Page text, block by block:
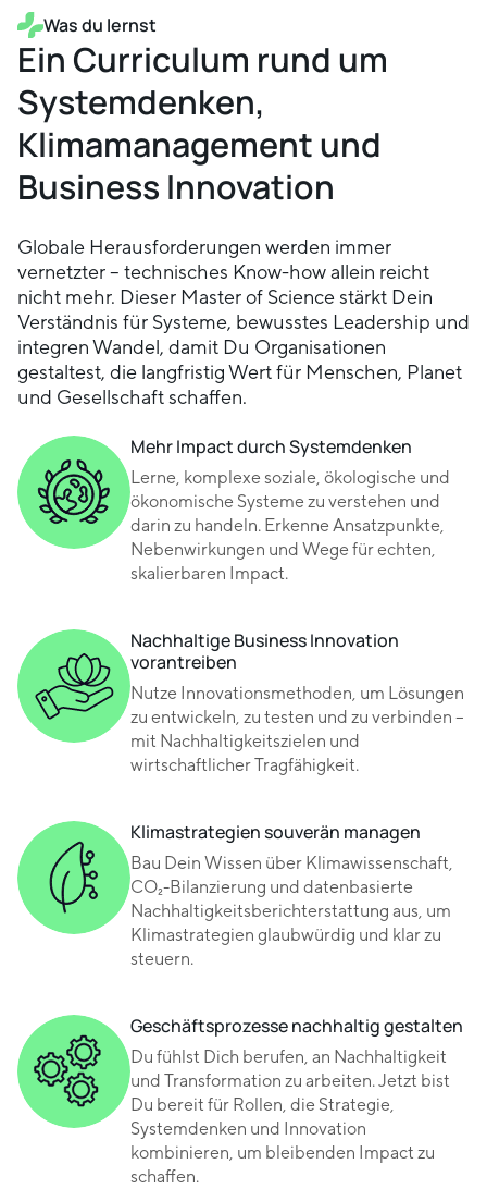
Was du lernst
Ein Curriculum rund um
Systemdenken,
Klimamanagement und
Business Innovation
Globale Herausforderungen werden immer
vernetzter – technisches Know-how allein reicht
nicht mehr. Dieser Master of Science stärkt Dein
Verständnis für Systeme, bewusstes Leadership und
integren Wandel, damit Du Organisationen
gestaltest, die langfristig Wert für Menschen, Planet
und Gesellschaft schaffen.
Mehr Impact durch Systemdenken
Lerne, komplexe soziale, ökologische und
ökonomische Systeme zu verstehen und
darin zu handeln. Erkenne Ansatzpunkte,
Nebenwirkungen und Wege für echten,
skalierbaren Impact.
Nachhaltige Business Innovation
vorantreiben
Nutze Innovationsmethoden, um Lösungen
zu entwickeln, zu testen und zu verbinden –
mit Nachhaltigkeitszielen und
wirtschaftlicher Tragfähigkeit.
Klimastrategien souverän managen
Bau Dein Wissen über Klimawissenschaft,
CO₂-Bilanzierung und datenbasierte
Nachhaltigkeitsberichterstattung aus, um
Klimastrategien glaubwürdig und klar zu
steuern.
Geschäftsprozesse nachhaltig gestalten
Du fühlst Dich berufen, an Nachhaltigkeit
und Transformation zu arbeiten. Jetzt bist
Du bereit für Rollen, die Strategie,
Systemdenken und Innovation
kombinieren, um bleibenden Impact zu
schaffen.